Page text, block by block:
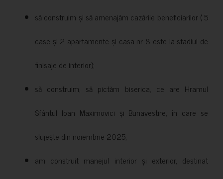
să construim și să amenajăm cazările beneficiarilor ( 5
case și 2 apartamente și casa nr 8 este la stadiul de
finisaje de interior);
să construim, să pictăm biserica, ce are Hramul
Sfântul Ioan Maximovici și Bunavestire, în care se
slujește din noiembrie 2025;
am construit manejul interior și exterior, destinat